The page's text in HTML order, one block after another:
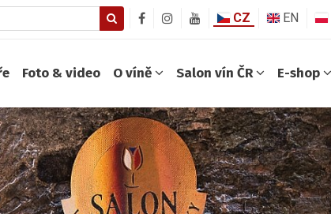
CZ EN
Foto & video O víně Salon vín ČR E-shop